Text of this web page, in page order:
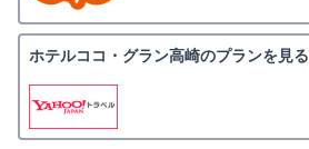
ホテルココ・グラン高崎のプランを見る